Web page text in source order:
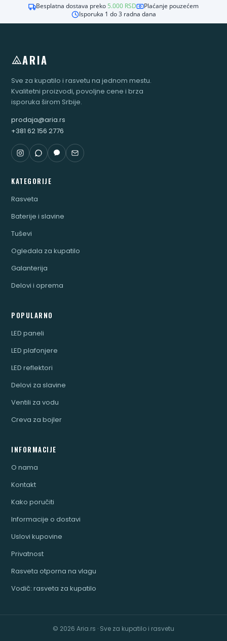
Besplatna dostava preko 5.000 RSD
Plaćanje pouzećem
Isporuka 1 do 3 radna dana
ARIA
Sve za kupatilo i rasvetu na jednom mestu.
Kvalitetni proizvodi, povoljne cene i brza
isporuka širom Srbije.
prodaja@aria.rs
+381 62 156 2776
KATEGORIJE
Rasveta
Baterije i slavine
Tuševi
Ogledala za kupatilo
Galanterija
Delovi i oprema
POPULARNO
LED paneli
LED plafonjere
LED reflektori
Delovi za slavine
Ventili za vodu
Creva za bojler
INFORMACIJE
O nama
Kontakt
Kako poručiti
Informacije o dostavi
Uslovi kupovine
Privatnost
Rasveta otporna na vlagu
Vodič: rasveta za kupatilo
© 2026 Aria.rs · Sve za kupatilo i rasvetu